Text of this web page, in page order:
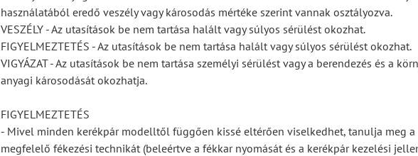
használatából eredő veszély vagy károsodás mértéke szerint vannak osztályozva.
VESZÉLY - Az utasítások be nem tartása halált vagy súlyos sérülést okozhat.
FIGYELMEZTETÉS - Az utasítások be nem tartása halált vagy súlyos sérülést okozhat.
VIGYÁZAT - Az utasítások be nem tartása személyi sérülést vagy a berendezés és a
anyagi károsodását okozhatja.
FIGYELMEZTETÉS
- Mivel minden kerékpár modelltől függően kissé eltérően viselkedhet, tanulja meg a
megfelelő fékezési technikát (beleértve a fékkar nyomását és a kerékpár kezelési